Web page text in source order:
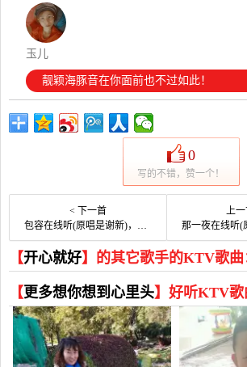
玉儿
靓颖海豚音在你面前也不过如此！
0
写的不错，赞一个！
< 下一首
包容在线听(原唱是谢新)，开心快乐演唱点播:25次
上一
那一夜在线听(原唱是谢军)，
【开心就好】的其它歌手的KTV歌曲
【更多想你想到心里头】好听KTV歌